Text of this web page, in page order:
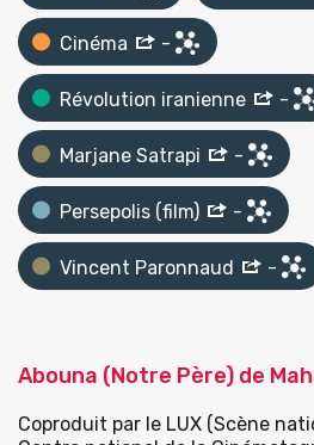
Cinéma -
Révolution iranienne -
Marjane Satrapi -
Persepolis (film) -
Vincent Paronnaud -
Abouna (Notre Père) de
Coproduit par le LUX (Scène